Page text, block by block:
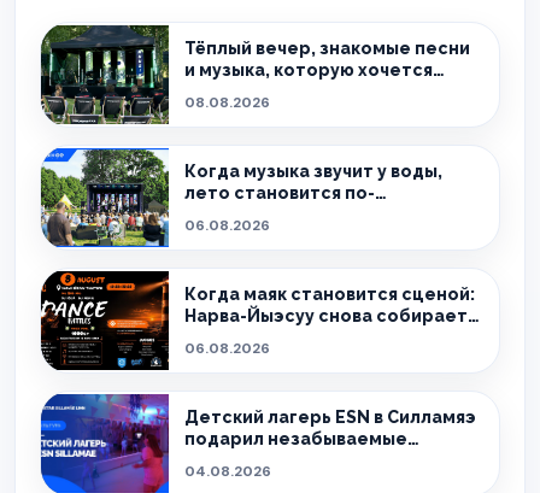
Тёплый вечер, знакомые песни
и музыка, которую хочется
08.08.2026
Когда музыка звучит у воды,
лето становится по-
06.08.2026
Когда маяк становится сценой:
Нарва-Йыэсуу снова собирает
06.08.2026
Детский лагерь ESN в Силламяэ
подарил незабываемые
04.08.2026